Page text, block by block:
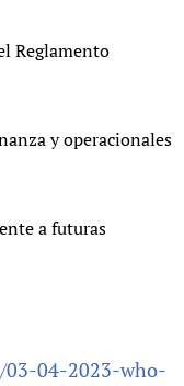
Reglamento
y operacionales
a futuras
04-2023-who-